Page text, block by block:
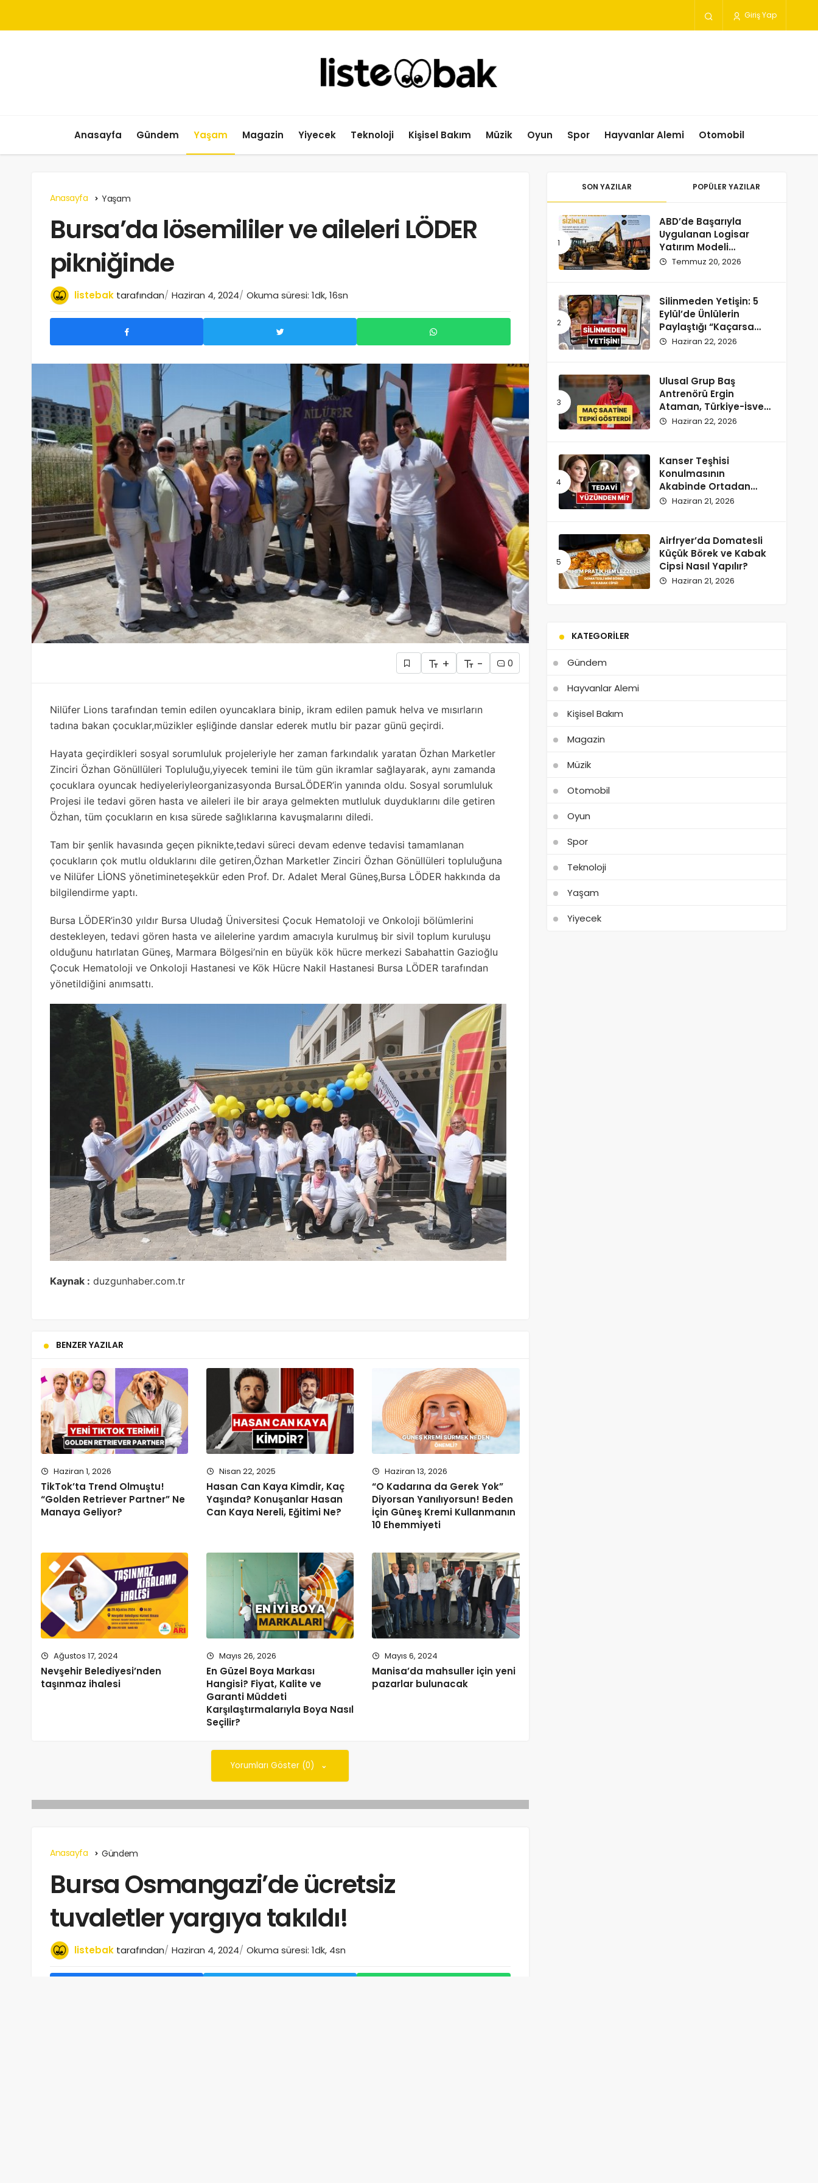
Giriş Yap
Anasayfa Gündem Yaşam Magazin Yiyecek Teknoloji Kişisel Bakım Müzik Oyun Spor Hayvanlar Alemi Otomobil
Anasayfa Yaşam
Bursa’da lösemililer ve aileleri LÖDER
pikniğinde
listebak tarafından Haziran 4, 2024 Okuma süresi: 1dk, 16sn
+ - 0
Nilüfer Lions tarafından temin edilen oyuncaklara binip, ikram edilen pamuk helva ve mısırların
tadına bakan çocuklar,müzikler eşliğinde danslar ederek mutlu bir pazar günü geçirdi.
Hayata geçirdikleri sosyal sorumluluk projeleriyle her zaman farkındalık yaratan Özhan Marketler
Zinciri Özhan Gönüllüleri Topluluğu,yiyecek temini ile tüm gün ikramlar sağlayarak, aynı zamanda
çocuklara oyuncak hediyeleriyleorganizasyonda BursaLÖDER’in yanında oldu. Sosyal sorumluluk
Projesi ile tedavi gören hasta ve aileleri ile bir araya gelmekten mutluluk duyduklarını dile getiren
Özhan, tüm çocukların en kısa sürede sağlıklarına kavuşmalarını diledi.
Tam bir şenlik havasında geçen piknikte,tedavi süreci devam edenve tedavisi tamamlanan
çocukların çok mutlu olduklarını dile getiren,Özhan Marketler Zinciri Özhan Gönüllüleri topluluğuna
ve Nilüfer LİONS yönetimineteşekkür eden Prof. Dr. Adalet Meral Güneş,Bursa LÖDER hakkında da
bilgilendirme yaptı.
Bursa LÖDER’in30 yıldır Bursa Uludağ Üniversitesi Çocuk Hematoloji ve Onkoloji bölümlerini
destekleyen, tedavi gören hasta ve ailelerine yardım amacıyla kurulmuş bir sivil toplum kuruluşu
olduğunu hatırlatan Güneş, Marmara Bölgesi’nin en büyük kök hücre merkezi Sabahattin Gazioğlu
Çocuk Hematoloji ve Onkoloji Hastanesi ve Kök Hücre Nakil Hastanesi Bursa LÖDER tarafından
yönetildiğini anımsattı.
Kaynak : duzgunhaber.com.tr
BENZER YAZILAR
Haziran 1, 2026
TikTok’ta Trend Olmuştu!
“Golden Retriever Partner” Ne
Manaya Geliyor?
Nisan 22, 2025
Hasan Can Kaya Kimdir, Kaç
Yaşında? Konuşanlar Hasan
Can Kaya Nereli, Eğitimi Ne?
Haziran 13, 2026
“O Kadarına da Gerek Yok”
Diyorsan Yanılıyorsun! Beden
İçin Güneş Kremi Kullanmanın
10 Ehemmiyeti
Ağustos 17, 2024
Nevşehir Belediyesi’nden
taşınmaz ihalesi
Mayıs 26, 2026
En Güzel Boya Markası
Hangisi? Fiyat, Kalite ve
Garanti Müddeti
Karşılaştırmalarıyla Boya Nasıl
Seçilir?
Mayıs 6, 2024
Manisa’da mahsuller için yeni
pazarlar bulunacak
Yorumları Göster (0)
Anasayfa Gündem
Bursa Osmangazi’de ücretsiz
tuvaletler yargıya takıldı!
listebak tarafından Haziran 4, 2024 Okuma süresi: 1dk, 4sn
SON YAZILAR POPÜLER YAZILAR
ABD’de Başarıyla
Uygulanan Logisar
Yatırım Modeli
Türkiye’ye Geliyor
Temmuz 20, 2026
Silinmeden Yetişin: 5
Eylül’de Ünlülerin
Paylaştığı “Kaçarsa
Yazık Olur” Temalı
Haziran 22, 2026
Ulusal Grup Baş
Antrenörü Ergin
Ataman, Türkiye-İsveç
Maçı Saatine
Haziran 22, 2026
Kanser Teşhisi
Konulmasının
Akabinde Ortadan
Kaybolan Kate
Doğurdu
Haziran 21, 2026
Airfryer’da Domatesli
Küçük Börek ve Kabak
Cipsi Nasıl Yapılır?
Haziran 21, 2026
KATEGORILER
Gündem
Hayvanlar Alemi
Kişisel Bakım
Magazin
Müzik
Otomobil
Oyun
Spor
Teknoloji
Yaşam
Yiyecek